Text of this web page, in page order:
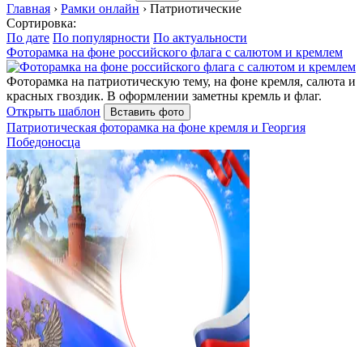
Главная › Рамки онлайн › Патриотические
Сортировка:
По дате По популярности По актуальности
Фоторамка на фоне российского флага с салютом и кремлем
Фоторамка на патриотическую тему, на фоне кремля, салюта и
красных гвоздик. В оформлении заметны кремль и флаг.
Открыть шаблон
Вставить фото
Патриотическая фоторамка на фоне кремля и Георгия
Победоносца